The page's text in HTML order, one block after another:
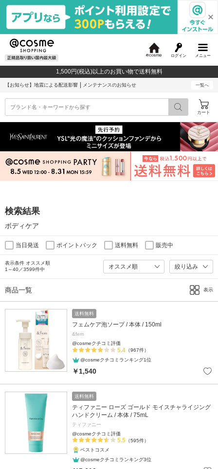
メニュー
ログイン
c
o
1,500円(税込)以上のお買い物で送料無料
【お知らせ】 地震による配送影響 メンテナンスのお知らせ 一覧へ
カート
検索結果
ボディケア
当日発送 ポイントバック 送料無料 販売中
表示条件 オススメ順
1～40／3599件中
絞り込み
商品一覧 表示
送料無料
フェムケア泡ソープ / 本体 / 150ml
&fem
@cosmeクチコミ評価
5.4 （967件）
@cosmeクチコミランキング1位
￥1,540
送料無料
ティファニー ローズ ゴールド モイスチャライジング
ハンドクリーム / 本体 / 75mL
ティファニー
@cosmeクチコミ評価
5.5 （595件）
ベストコスメ
@cosmeクチコミランキング3位